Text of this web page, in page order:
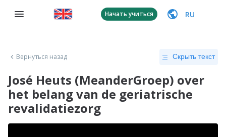
Начать учиться RU
Вернуться назад Скрыть текст
José Heuts (MeanderGroep) over
het belang van de geriatrische
revalidatiezorg